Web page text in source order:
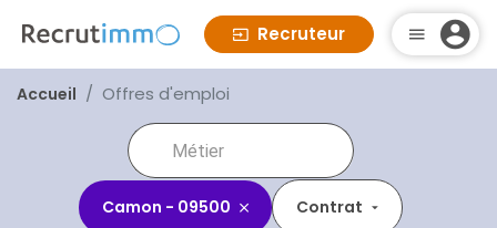
Recruteur
Accueil Offres d'emploi
Camon - 09500 Contrat